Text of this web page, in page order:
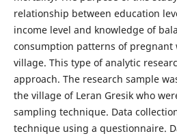
relationship between education
income level and knowledge of
consumption patterns of pregnant
village. This type of analytic
approach. The research sample
the village of Leran Gresik who
sampling technique. Data
technique using a questionnaire.